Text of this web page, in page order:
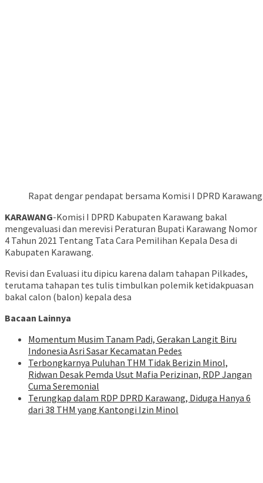
Rapat dengar pendapat bersama Komisi I DPRD
KARAWANG-Komisi I DPRD Kabupaten Karawang bakal
mengevaluasi dan merevisi Peraturan Bupati Karawang Nomor
4 Tahun 2021 Tentang Tata Cara Pemilihan Kepala Desa di
Kabupaten Karawang.
Revisi dan Evaluasi itu dipicu karena dalam tahapan Pilkades,
terutama tahapan tes tulis timbulkan polemik ketidakpuasan
bakal calon (balon) kepala desa
Bacaan Lainnya
Momentum Musim Tanam Padi, Gerakan Langit Biru
Indonesia Asri Sasar Kecamatan Pedes
Terbongkarnya Puluhan THM Tidak Berizin Minol,
Ridwan Desak Pemda Usut Mafia Perizinan, RDP Jangan
Cuma Seremonial
Terungkap dalam RDP DPRD Karawang, Diduga Hanya 6
dari 38 THM yang Kantongi Izin Minol